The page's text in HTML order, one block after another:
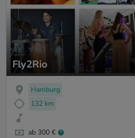
Fly2Rio
Hamburg
132 km
ab 300 €